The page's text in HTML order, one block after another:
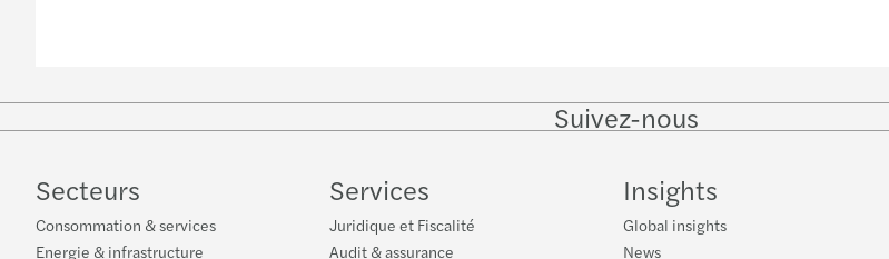
Suivez-nous
on
on
Secteurs
Consommation & services
Energie & infrastructure
Services
Juridique et Fiscalité
Audit & assurance
Insights
Global insights
News